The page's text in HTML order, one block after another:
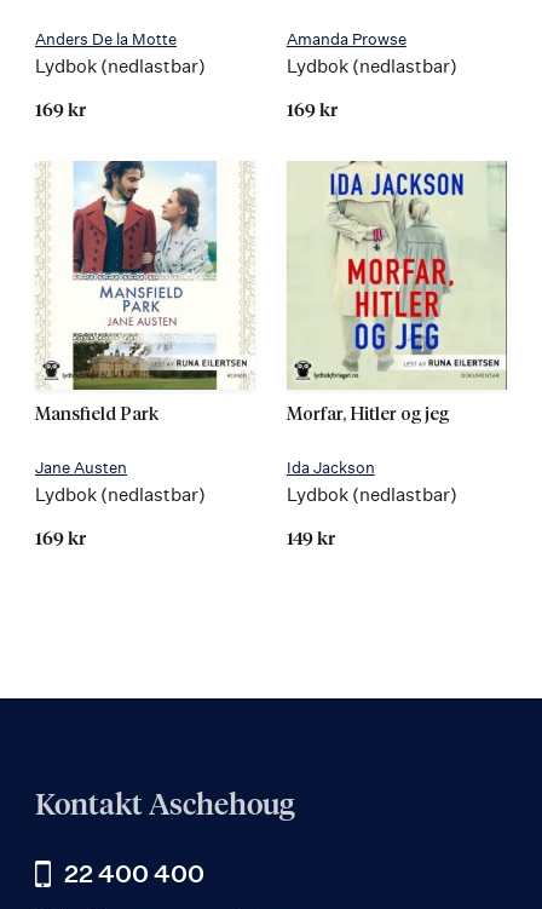
Anders De la Motte
Lydbok (nedlastbar)
169 kr
Amanda Prowse
Lydbok (nedlastbar)
169 kr
Mansfield Park
Jane Austen
Lydbok (nedlastbar)
169 kr
Morfar, Hitler og jeg
Ida Jackson
Lydbok (nedlastbar)
149 kr
Kontakt Aschehoug
22 400 400